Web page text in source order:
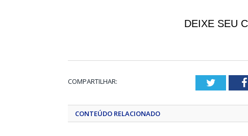
DEIXE SEU
COMPARTILHAR: Twitter
CONTEÚDO RELACIONADO